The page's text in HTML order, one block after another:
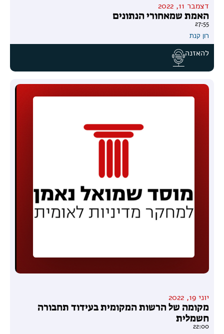
דצמבר 11, 2022
האמת שמאחורי הנתונים
27:55
רון קנת
להאזנה
יוני 19, 2022
מקומה של הרשות המקומית בעידוד תחבורה
חשמלית
22:00